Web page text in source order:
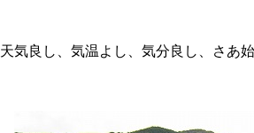
天気良し、気温よし、気分良し、さあ始